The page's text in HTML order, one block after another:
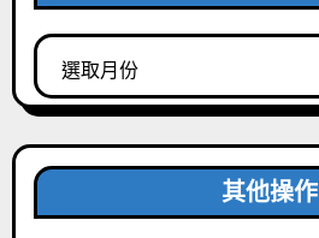
彙
整
其他操作